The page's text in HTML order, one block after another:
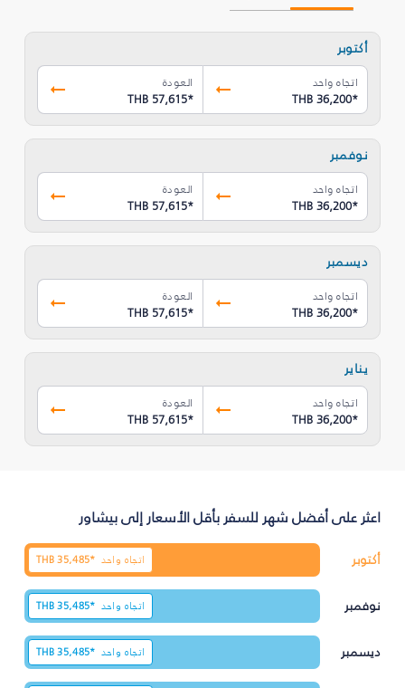
أكتوبر
اتجاه واحد
THB 36,200*
العودة
THB 57,615*
نوفمبر
اتجاه واحد
THB 36,200*
العودة
THB 57,615*
ديسمبر
اتجاه واحد
THB 36,200*
العودة
THB 57,615*
يناير
اتجاه واحد
THB 36,200*
العودة
THB 57,615*
اعثر على أفضل شهر للسفر بأقل الأسعار إلى بيشاور
أكتوبر اتجاه واحد THB35,485*
نوفمبر اتجاه واحد THB35,485*
ديسمبر اتجاه واحد THB35,485*